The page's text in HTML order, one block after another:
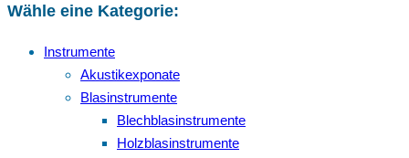
Wähle eine Kategorie:
Instrumente
Akustikexponate
Blasinstrumente
Blechblasinstrumente
Holzblasinstrumente